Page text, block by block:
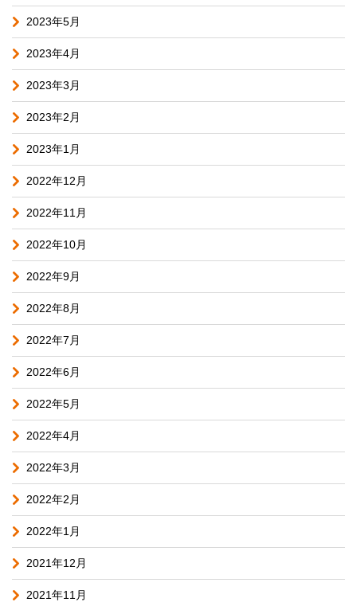
2023年5月
2023年4月
2023年3月
2023年2月
2023年1月
2022年12月
2022年11月
2022年10月
2022年9月
2022年8月
2022年7月
2022年6月
2022年5月
2022年4月
2022年3月
2022年2月
2022年1月
2021年12月
2021年11月